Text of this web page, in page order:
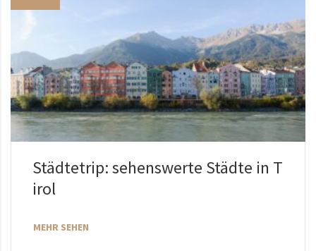
Städtetrip: sehenswerte Städte in T
irol
MEHR SEHEN